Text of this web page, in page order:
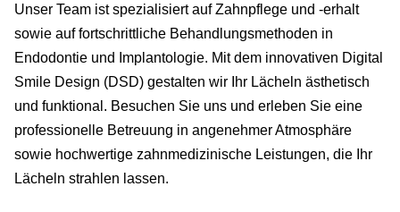
Unser Team ist spezialisiert auf Zahnpflege und -erhalt
sowie auf fortschrittliche Behandlungsmethoden in
Endodontie und Implantologie. Mit dem innovativen Digital
Smile Design (DSD) gestalten wir Ihr Lächeln ästhetisch
und funktional. Besuchen Sie uns und erleben Sie eine
professionelle Betreuung in angenehmer Atmosphäre
sowie hochwertige zahnmedizinische Leistungen, die Ihr
Lächeln strahlen lassen.